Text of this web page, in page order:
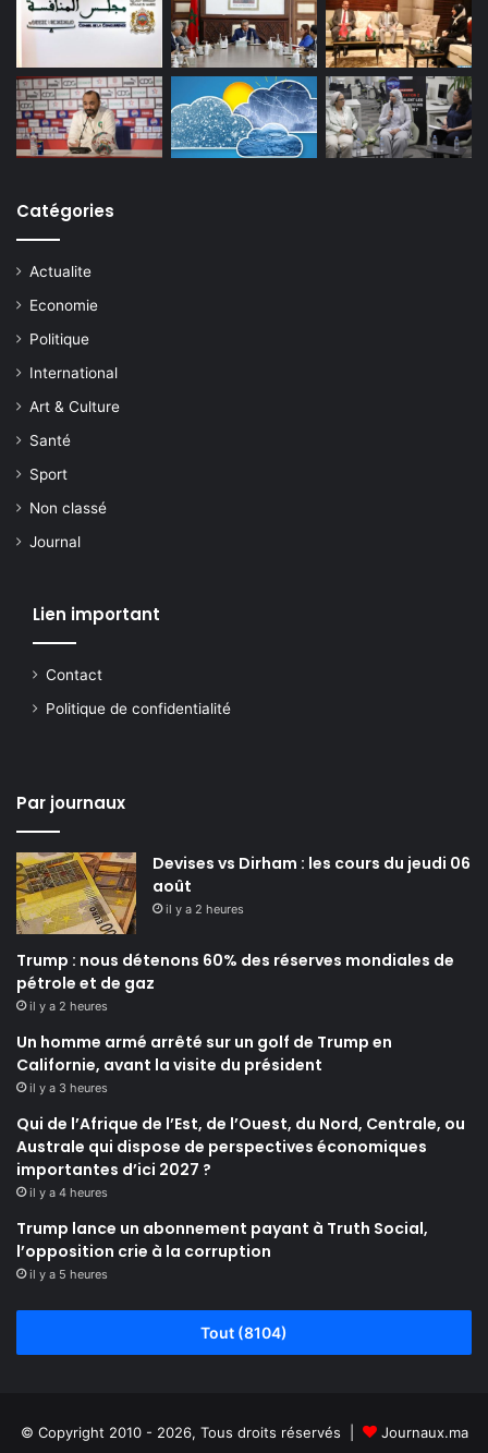
Catégories
Actualite
Economie
Politique
International
Art & Culture
Santé
Sport
Non classé
Journal
Lien important
Contact
Politique de confidentialité
Par journaux
Devises vs Dirham : les cours du jeudi 06
août
il y a 2 heures
Trump : nous détenons 60% des réserves mondiales de
pétrole et de gaz
il y a 2 heures
Un homme armé arrêté sur un golf de Trump en
Californie, avant la visite du président
il y a 3 heures
Qui de l’Afrique de l’Est, de l’Ouest, du Nord, Centrale, ou
Australe qui dispose de perspectives économiques
importantes d’ici 2027 ?
il y a 4 heures
Trump lance un abonnement payant à Truth Social,
l’opposition crie à la corruption
il y a 5 heures
Tout (8104)
© Copyright 2010 - 2026, Tous droits réservés | Journaux.ma